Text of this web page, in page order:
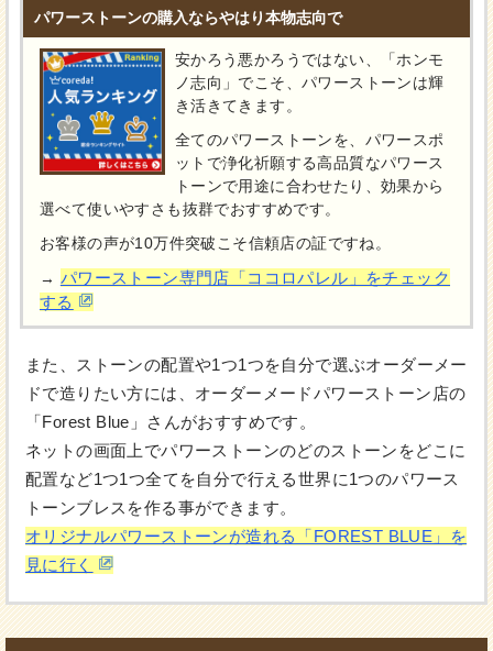
パワーストーンの購入ならやはり本物志向で
安かろう悪かろうではない、「ホンモ
ノ志向」でこそ、パワーストーンは輝
き活きてきます。
全てのパワーストーンを、パワースポ
ットで浄化祈願する高品質なパワース
トーンで用途に合わせたり、効果から
選べて使いやすさも抜群でおすすめです。
お客様の声が10万件突破こそ信頼店の証ですね。
→ パワーストーン専門店「ココロパレル」をチェック
する
また、ストーンの配置や1つ1つを自分で選ぶオーダーメー
ドで造りたい方には、オーダーメードパワーストーン店の
「Forest Blue」さんがおすすめです。
ネットの画面上でパワーストーンのどのストーンをどこに
配置など1つ1つ全てを自分で行える世界に1つのパワース
トーンブレスを作る事ができます。
オリジナルパワーストーンが造れる「FOREST BLUE」を
見に行く